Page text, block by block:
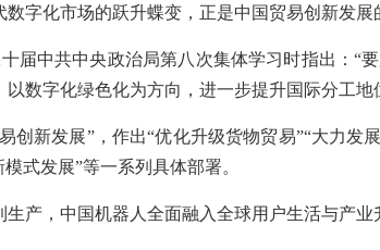
字化市场的跃升蝶变，正是中国贸易创新发展
届中共中央政治局第八次集体学习时指出：“
数字化绿色化为方向，进一步提升国际分工
创新发展”，作出“优化升级货物贸易”“大力发
式发展”等一系列具体部署。
产，中国机器人全面融入全球用户生活与产业